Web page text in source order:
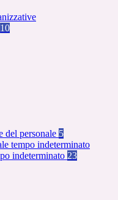
10
del personale 5
tempo indeterminato
indeterminato 23